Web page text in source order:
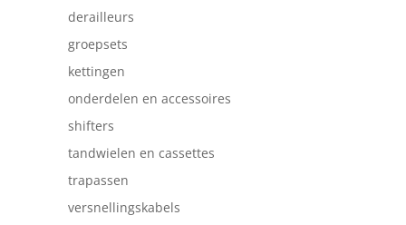
derailleurs
groepsets
kettingen
onderdelen en accessoires
shifters
tandwielen en cassettes
trapassen
versnellingskabels